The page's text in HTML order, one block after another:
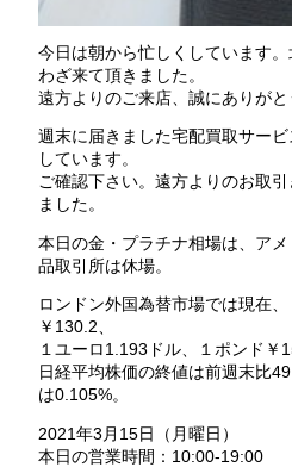
今日は朝から忙しくしています
わざ来て頂きました。
遠方よりのご来店、誠にありがと
週末に届きました宅配買取サー
しています。
ご確認下さい。遠方よりのお取
ました。
本日の金・プラチナ相場は、ア
品取引所は休場。
ロンドン外国為替市場では現在
￥130.2、
１ユーロ1.193ドル、１ポンド￥
日経平均株価の終値は前週末比
は0.105%。
2021年3月15日（月曜日）
本日の営業時間：10:00-19:00